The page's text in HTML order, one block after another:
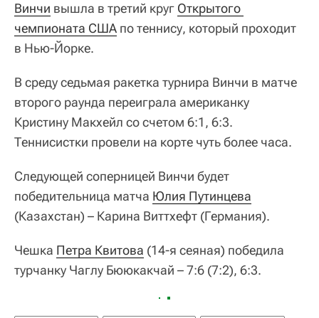
Винчи вышла в третий круг Открытого
чемпионата США по теннису, который проходит
в Нью-Йорке.
В среду седьмая ракетка турнира Винчи в матче
второго раунда переиграла американку
Кристину Макхейл со счетом 6:1, 6:3.
Теннисистки провели на корте чуть более часа.
Следующей соперницей Винчи будет
победительница матча Юлия Путинцева
(Казахстан) – Карина Виттхефт (Германия).
Чешка Петра Квитова (14-я сеяная) победила
турчанку Чаглу Бююкакчай – 7:6 (7:2), 6:3.